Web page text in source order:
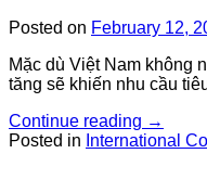
Posted on February 12,
Mặc dù Việt Nam không
tăng sẽ khiến nhu cầu
Continue reading →
Posted in International